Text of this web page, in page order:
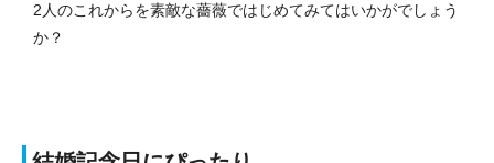
2人のこれからを素敵な薔薇ではじめてみてはいかがでしょう
か？